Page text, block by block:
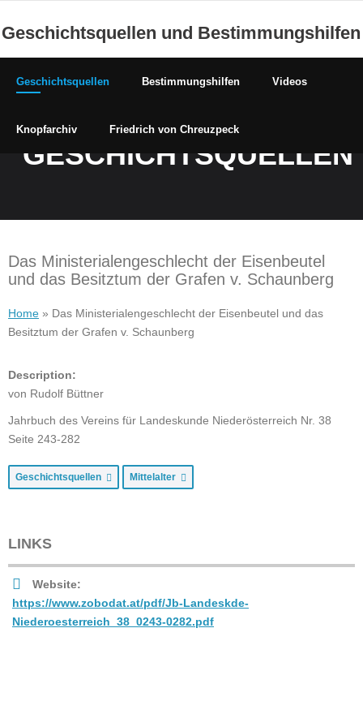
to
content
Geschichtsquellen und Bestimmungshilfen
Geschichtsquellen Bestimmungshilfen Videos
Knopfarchiv Friedrich von Chreuzpeck
GESCHICHTSQUELLEN
Das Ministerialengeschlecht der Eisenbeutel
und das Besitztum der Grafen v. Schaunberg
Home » Das Ministerialengeschlecht der Eisenbeutel und das
Besitztum der Grafen v. Schaunberg
Description:
von Rudolf Büttner
Jahrbuch des Vereins für Landeskunde Niederösterreich Nr. 38
Seite 243-282
Geschichtsquellen Mittelalter
LINKS
Website:
https://www.zobodat.at/pdf/Jb-Landeskde-
Niederoesterreich_38_0243-0282.pdf